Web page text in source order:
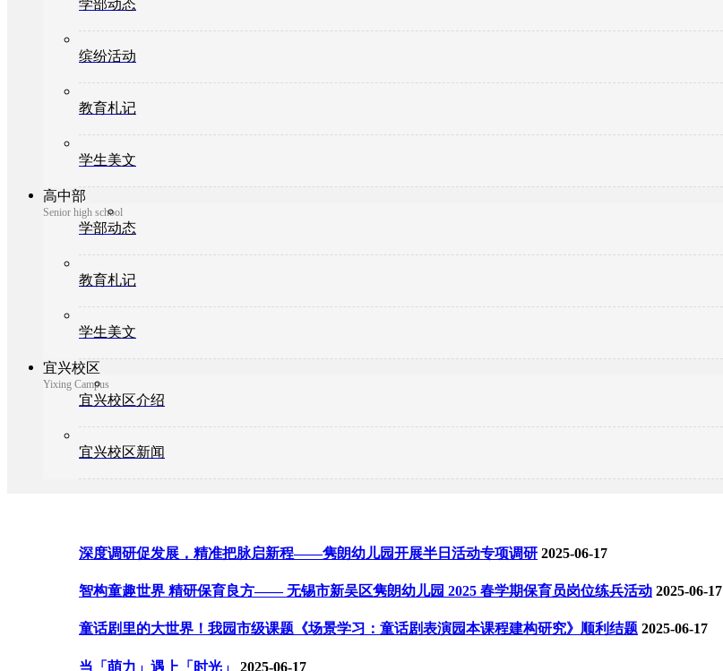
学部动态
缤纷活动
教育札记
学生美文
高中部
Senior high school
学部动态
教育札记
学生美文
宜兴校区
Yixing Campus
宜兴校区介绍
宜兴校区新闻
深度调研促发展，精准把脉启新程——隽朗幼儿园开展半日活动专项调研 2025-06-17
智构童趣世界 精研保育良方—— 无锡市新吴区隽朗幼儿园 2025 春学期保育员岗位练兵活动 2025-06-17
童话剧里的大世界！我园市级课题《场景学习：童话剧表演园本课程建构研究》顺利结题 2025-06-17
当「萌力」遇上「时光」 2025-06-17